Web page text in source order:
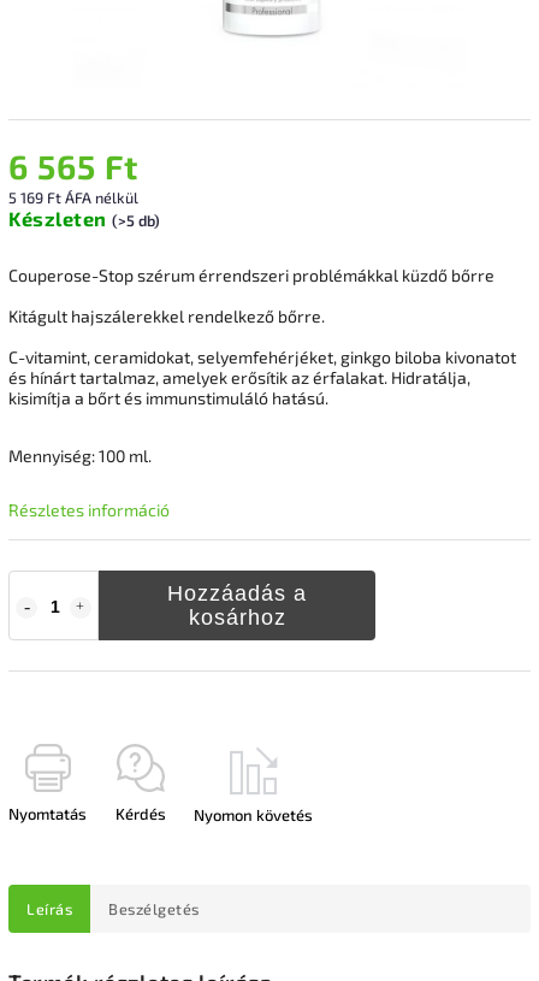
6 565 Ft
5 169 Ft ÁFA nélkül
Készleten (>5 db)
Hozzáadás a
kosárhoz
Couperose-Stopszérum érrendszeri problémákkal küzdő bőrre
Kitágult hajszálerekkel rendelkező bőrre.
C-vitamint, ceramidokat, selyemfehérjéket, ginkgo biloba kivonatot
és hínárt tartalmaz, amelyek erősítik az érfalakat. Hidratálja,
kisimítja a bőrt és immunstimuláló hatású.
Mennyiség: 100 ml.
Részletes információ
Nyomtatás Kérdés Nyomon követés
Leírás Beszélgetés